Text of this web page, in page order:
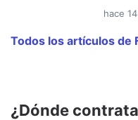
hace
Todos los artículos de
¿Dónde